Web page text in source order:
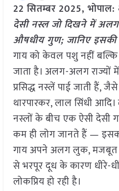
22 सितम्बर 2025, भोपाल:
देसी नस्ल जो दिखने में
औषधीय गुण; जानिए
गाय को केवल पशु नहीं बल्कि
जाता है। अलग-अलग राज्यों
प्रसिद्ध नस्लें पाई जाती हैं,
थारपारकर, लाल सिंधी
नस्लों के बीच एक ऐसी देसी
कम ही लोग जानते हैं —
गाय अपने अलग लुक, मजबूत
से भरपूर दूध के कारण धीरे-
लोकप्रिय हो रही है।